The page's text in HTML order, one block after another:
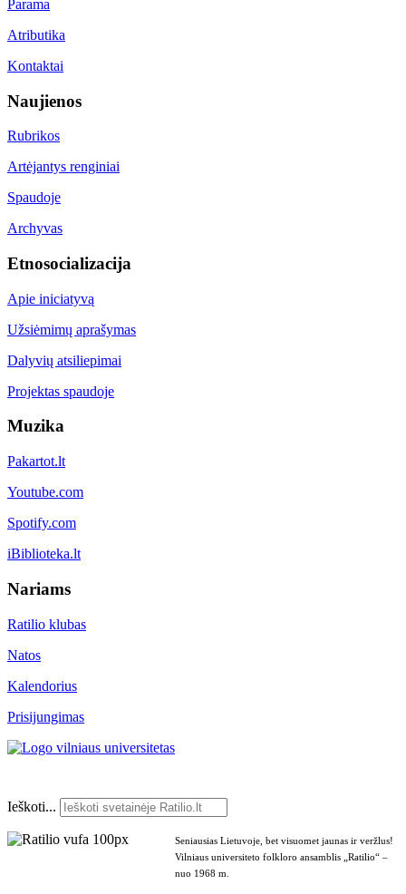
Parama
Atributika
Kontaktai
Naujienos
Rubrikos
Artėjantys renginiai
Spaudoje
Archyvas
Etnosocializacija
Apie iniciatyvą
Užsiėmimų aprašymas
Dalyvių atsiliepimai
Projektas spaudoje
Muzika
Pakartot.lt
Youtube.com
Spotify.com
iBiblioteka.lt
Nariams
Ratilio klubas
Natos
Kalendorius
Prisijungimas
Ieškoti...
Seniausias Lietuvoje, bet visuomet jaunas ir veržlus!
Vilniaus universiteto folkloro ansamblis „Ratilio“ –
nuo 1968 m.